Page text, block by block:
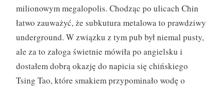
milionowym megalopolis. Chodząc po ulicach Chin
łatwo zauważyć, że subkutura metalowa to prawdziwy
underground. W związku z tym pub był niemal pusty,
ale za to załoga świetnie mówiła po angielsku i
dostałem dobrą okazję do napicia się chińskiego
Tsing Tao, które smakiem przypominało wodę o